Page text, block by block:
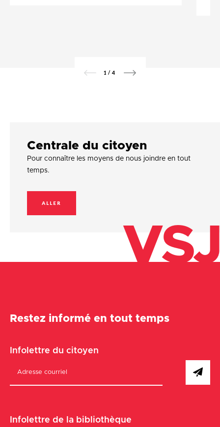
1/ 4
Centrale du citoyen
Pour connaître les moyens de nous joindre en tout
temps.
ALLER
VSJ
Restez informé en tout temps
Infolettre du citoyen
Infolettre de la bibliothèque